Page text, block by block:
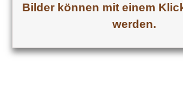
Bilder können mit einem
werden.